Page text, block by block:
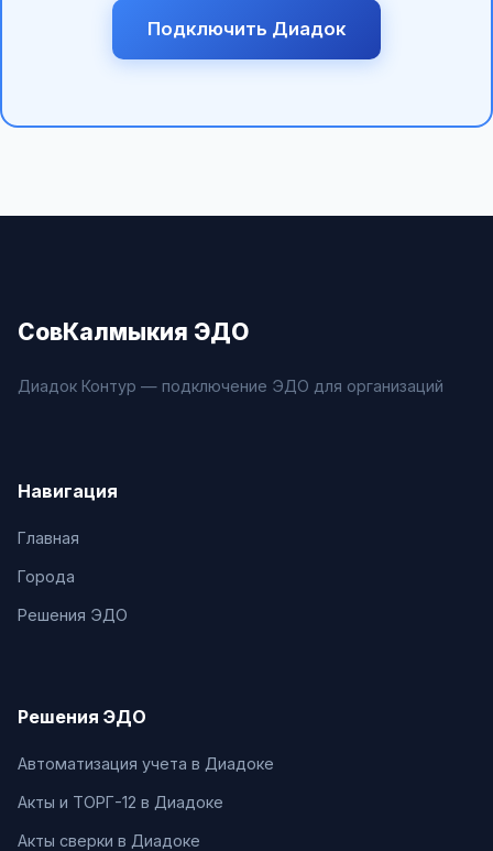
Подключить Диадок
СовКалмыкия ЭДО
Диадок Контур — подключение ЭДО для организаций
Навигация
Главная
Города
Решения ЭДО
Решения ЭДО
Автоматизация учета в Диадоке
Акты и ТОРГ-12 в Диадоке
Акты сверки в Диадоке